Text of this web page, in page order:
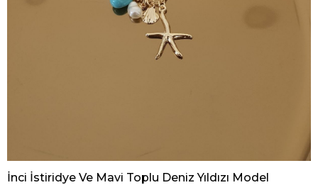
İnci İstiridye Ve Mavi Toplu Deniz Yıldızı Model